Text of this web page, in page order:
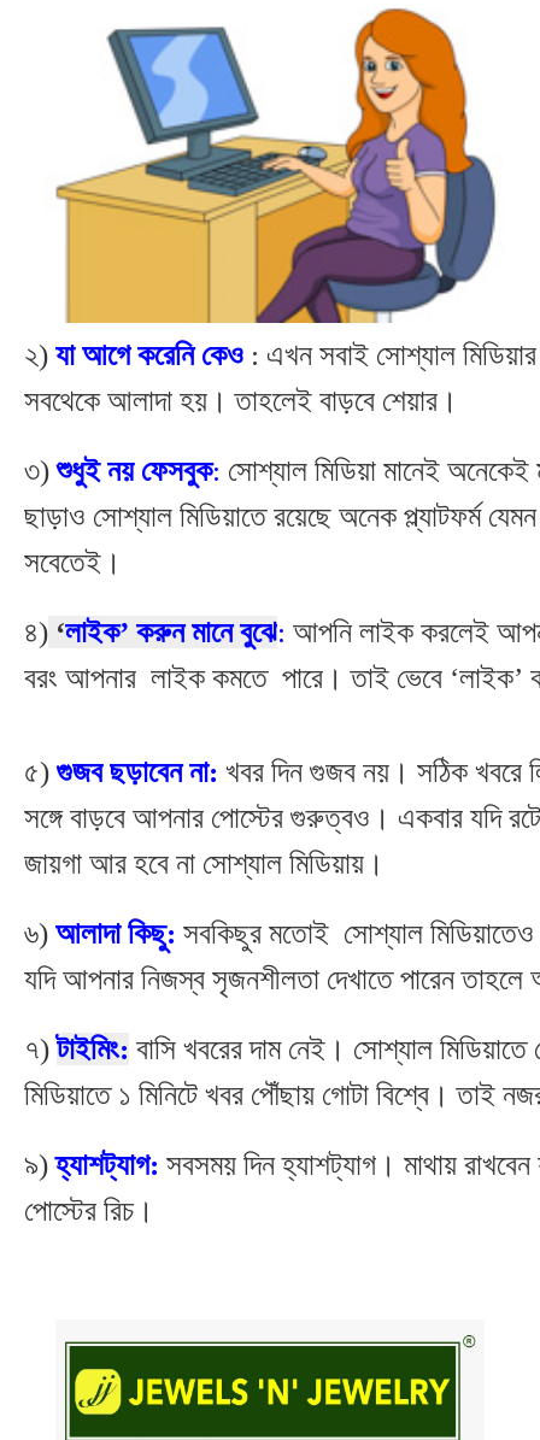
২) যা আগে করেনি কেও : এখন সবাই সোশ্যাল
সবথেকে আলাদা হয়। তাহলেই বাড়বে শেয়ার।
৩) শুধুই নয় ফেসবুক: সোশ্যাল মিডিয়া মানেই
ছাড়াও সোশ্যাল মিডিয়াতে রয়েছে অনেক প্ল্যাটফর্ম
সবেতেই।
৪) ‘লাইক’ করুন মানে বুঝে: আপনি লাইক করলেই
বরং আপনার লাইক কমতে পারে। তাই ভেবে
৫) গুজব ছড়াবেন না: খবর দিন গুজব নয়। সঠিক খবরে
সঙ্গে বাড়বে আপনার পোস্টের গুরুত্বও। একবার যদি
জায়গা আর হবে না সোশ্যাল মিডিয়ায়।
৬) আলাদা কিছু: সবকিছুর মতোই সোশ্যাল
যদি আপনার নিজস্ব সৃজনশীলতা দেখাতে পারেন
৭)টাইমিং: বাসি খবরের দাম নেই। সোশ্যাল
মিডিয়াতে ১ মিনিটে খবর পৌঁছায় গোটা বিশ্বে। তাই
৯)হ্যাশট্যাগ: সবসময় দিন হ্যাশট্যাগ। মাথায়
পোস্টের রিচ।